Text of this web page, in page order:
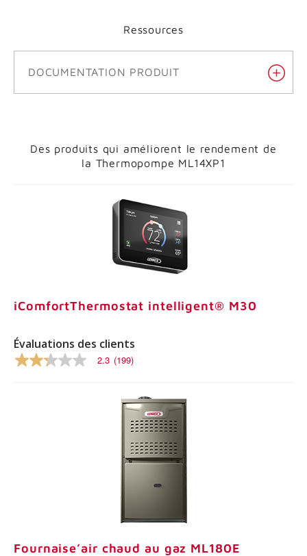
Ressources
DOCUMENTATION PRODUIT
Des produits qui améliorent le rendement de
la Thermopompe ML14XP1
iComfortThermostat intelligent® M30
Évaluations des clients
2.3
2.3 (199)
Fournaise’air chaud au gaz ML180E